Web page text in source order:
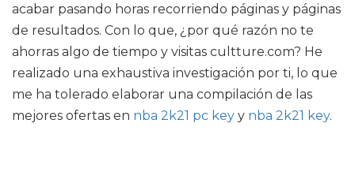
acabar pasando horas recorriendo páginas y páginas
de resultados. Con lo que, ¿por qué razón no te
ahorras algo de tiempo y visitas cultture.com? He
realizado una exhaustiva investigación por ti, lo que
me ha tolerado elaborar una compilación de las
mejores ofertas en nba 2k21 pc key y nba 2k21 key.